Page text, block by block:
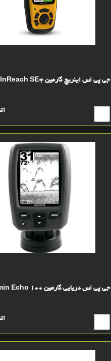
جی پی اس اینریچ گارمین +InReach SE
جی پی اس دریایی گارمین Garmin Echo 100